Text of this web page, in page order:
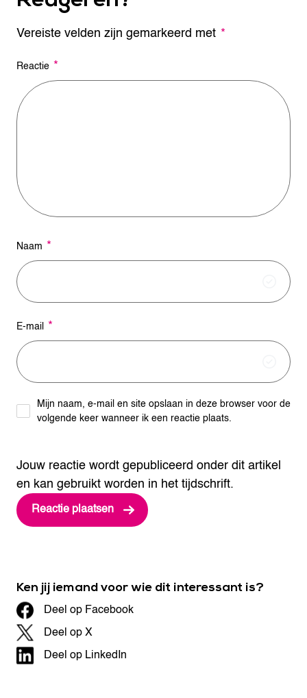
Vereiste velden zijn gemarkeerd met *
Reactie *
Jouw reactie wordt gepubliceerd onder dit artikel
en kan gebruikt worden in het tijdschrift.
Naam *
E-mail *
Mijn naam, e-mail en site opslaan in deze browser voor de
volgende keer wanneer ik een reactie plaats.
A
t
e
n
a
e
:
Ken jij iemand voor wie dit interessant is?
Deel op Facebook
Deel op X
Deel op LinkedIn